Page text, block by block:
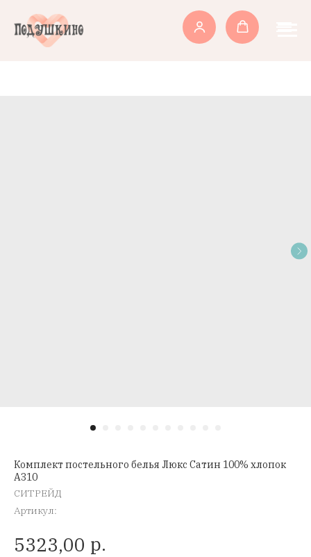
Комплект постельного белья Люкс Сатин 100% хлопок
A310
СИТРЕЙД
Артикул:
5323,00 р.